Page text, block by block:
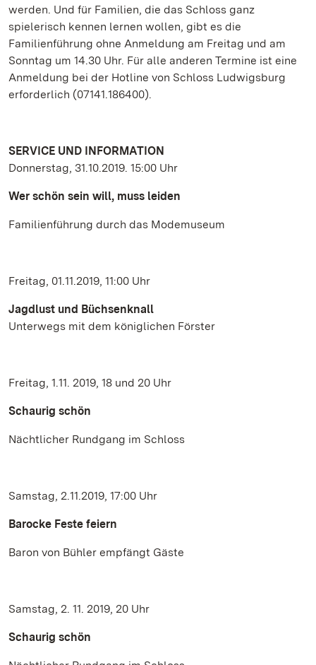
werden. Und für Familien, die das Schloss ganz
spielerisch kennen lernen wollen, gibt es die
Familienführung ohne Anmeldung am Freitag und am
Sonntag um 14.30 Uhr. Für alle anderen Termine ist eine
Anmeldung bei der Hotline von Schloss Ludwigsburg
erforderlich (07141.186400).
SERVICE UND INFORMATION
Donnerstag, 31.10.2019. 15:00 Uhr
Wer schön sein will, muss leiden
Familienführung durch das Modemuseum
Freitag, 01.11.2019, 11:00 Uhr
Jagdlust und Büchsenknall
Unterwegs mit dem königlichen Förster
Freitag, 1.11. 2019, 18 und 20 Uhr
Schaurig schön
Nächtlicher Rundgang im Schloss
Samstag, 2.11.2019, 17:00 Uhr
Barocke Feste feiern
Baron von Bühler empfängt Gäste
Samstag, 2. 11. 2019, 20 Uhr
Schaurig schön